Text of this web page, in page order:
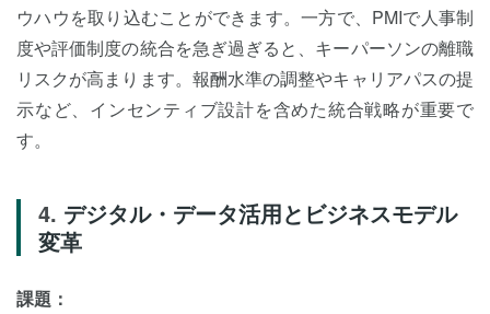
ウハウを取り込むことができます。一方で、PMIで人事制
度や評価制度の統合を急ぎ過ぎると、キーパーソンの離職
リスクが高まります。報酬水準の調整やキャリアパスの提
示など、インセンティブ設計を含めた統合戦略が重要で
す。
デジタル・データ活用とビジネスモデル
変革
課題：